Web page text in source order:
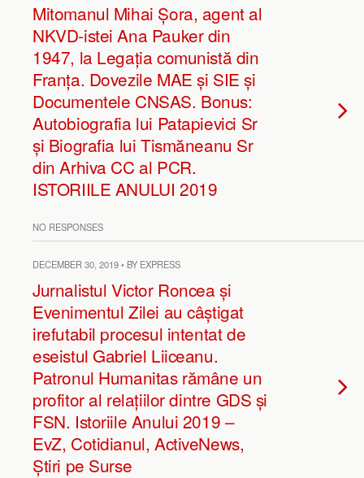
Mitomanul Mihai Șora, agent al
NKVD-istei Ana Pauker din
1947, la Legația comunistă din
Franța. Dovezile MAE și SIE și
Documentele CNSAS. Bonus:
Autobiografia lui Patapievici Sr
și Biografia lui Tismăneanu Sr
din Arhiva CC al PCR.
ISTORIILE ANULUI 2019
NO RESPONSES
DECEMBER 30, 2019 • BY EXPRESS
Jurnalistul Victor Roncea și
Evenimentul Zilei au câștigat
irefutabil procesul intentat de
eseistul Gabriel Liiceanu.
Patronul Humanitas rămâne un
profitor al relațiilor dintre GDS și
FSN. Istoriile Anului 2019 –
EvZ, Cotidianul, ActiveNews,
Știri pe Surse